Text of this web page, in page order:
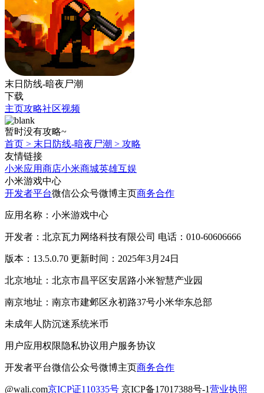
末日防线-暗夜尸潮
下载
主页攻略社区视频
暂时没有攻略~
首页 > 末日防线-暗夜尸潮 > 攻略
友情链接
小米应用商店小米商城英雄互娱
小米游戏中心
开发者平台微信公众号微博主页商务合作
应用名称：小米游戏中心
开发者：北京瓦力网络科技有限公司 电话：010-60606666
版本：13.5.0.70 更新时间：2025年3月24日
北京地址：北京市昌平区安居路小米智慧产业园
南京地址：南京市建邺区永初路37号小米华东总部
未成年人防沉迷系统米币
用户应用权限隐私协议用户服务协议
开发者平台微信公众号微博主页商务合作
@wali.com京ICP证110335号 京ICP备17017388号-1营业执照